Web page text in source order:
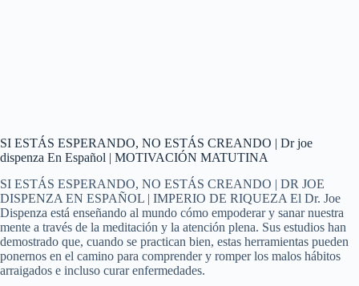
SI ESTÁS ESPERANDO, NO ESTÁS CREANDO | Dr joe
dispenza En Español | MOTIVACIÓN MATUTINA
SI ESTÁS ESPERANDO, NO ESTÁS CREANDO | DR JOE
DISPENZA EN ESPAÑOL | IMPERIO DE RIQUEZA El Dr. Joe
Dispenza está enseñando al mundo cómo empoderar y sanar nuestra
mente a través de la meditación y la atención plena. Sus estudios han
demostrado que, cuando se practican bien, estas herramientas pueden
ponernos en el camino para comprender y romper los malos hábitos
arraigados e incluso curar enfermedades.